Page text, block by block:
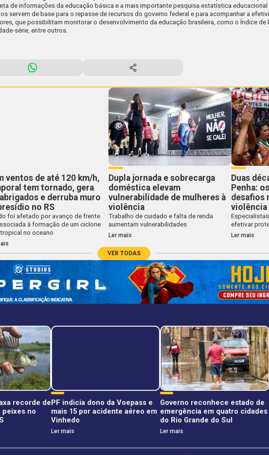
de informações da educação básica e a mais importante pesquisa estatística educacional
servem de base para o repasse de recursos do governo federal e para acompanhar a
que possibilitam monitorar o desenvolvimento da educação brasileira, como o Índice
série, entre outros.
ventos de até 120 km/h,
tem tornado, gera
e derruba muro
no RS
foi afetado por avanço de frente
à formação de um ciclone
no oceano
Dupla jornada e sobrecarga
doméstica elevam
vulnerabilidade de mulheres à
violência
Trabalho de cuidado e falta de renda
aumentam vulnerabilidades
Ler mais
Duas
Penha:
desafios
violência
efetivar
Ler mais
VER TODAS
recorde de
peixes no
PF indicia dono da Voepass e
mais 15 por acidente aéreo em
Vinhedo
Ler mais
Governo reconhece estado de
emergência em quatro cidades
do Rio Grande do Sul
Ler mais